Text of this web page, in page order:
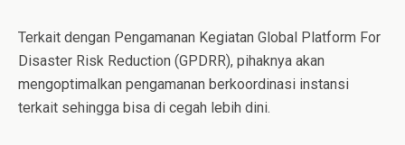
Terkait dengan Pengamanan Kegiatan Global Platform For
Disaster Risk Reduction (GPDRR), pihaknya akan
mengoptimalkan pengamanan berkoordinasi instansi
terkait sehingga bisa di cegah lebih dini.